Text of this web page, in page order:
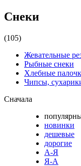
Снеки
(105)
Жевательные
Рыбные снеки
Хлебные
Чипсы,
Сначала
новинки
дешевые
дорогие
А-Я
Я-А